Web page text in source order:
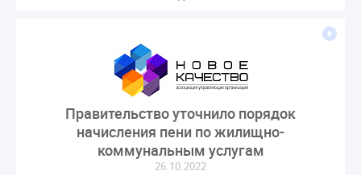
Правительство уточнило порядок
начисления пени по жилищно-
коммунальным услугам
26.10.2022